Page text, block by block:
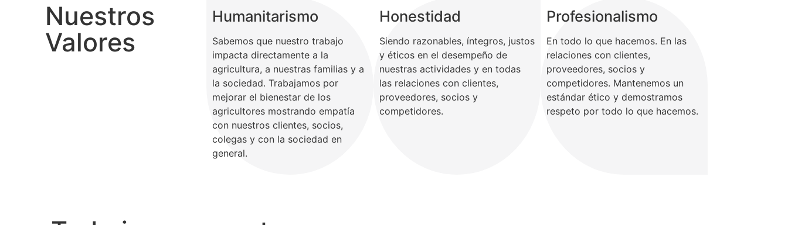
Nuestros
Valores
Humanitarismo
Sabemos que nuestro trabajo
impacta directamente a la
agricultura, a nuestras familias y a
la sociedad. Trabajamos por
mejorar el bienestar de los
agricultores mostrando empatía
con nuestros clientes, socios,
colegas y con la sociedad en
general.
Honestidad
Siendo razonables, íntegros, justos
y éticos en el desempeño de
nuestras actividades y en todas
las relaciones con clientes,
proveedores, socios y
competidores.
Profesionalismo
En todo lo que hacemos. En las
relaciones con clientes,
proveedores, socios y
competidores. Mantenemos un
estándar ético y demostramos
respeto por todo lo que hacemos.